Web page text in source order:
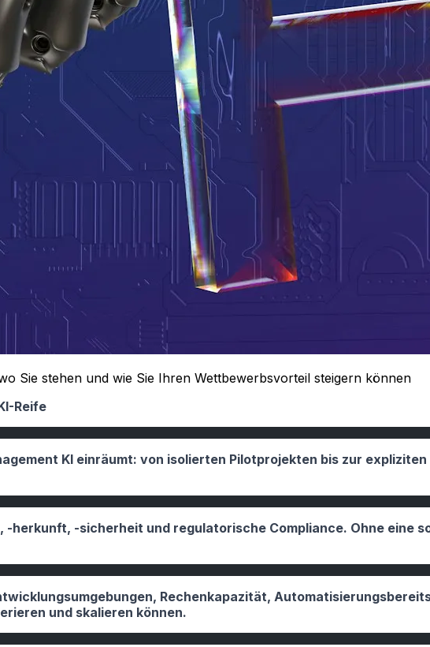
Sie stehen und wie Sie Ihren Wettbewerbsvorteil steigern können
Reife
KI einräumt: von isolierten Pilotprojekten bis zur
-sicherheit und regulatorische Compliance. Ohne eine
Rechenkapazität,
und skalieren können.